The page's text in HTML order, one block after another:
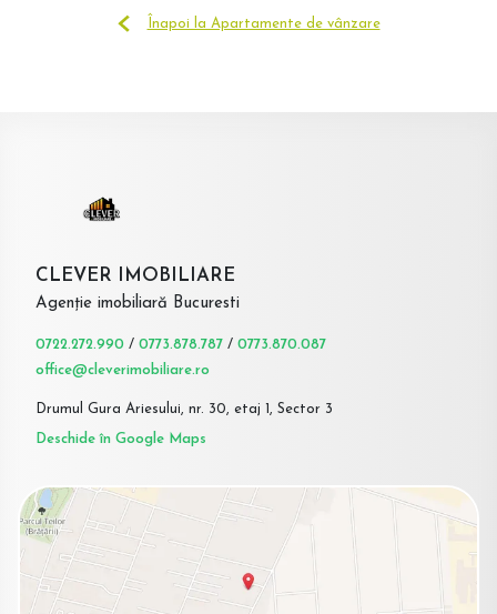
Înapoi la Apartamente de vânzare
CLEVER IMOBILIARE
Agenție imobiliară Bucuresti
0722.272.990 / 0773.878.787 / 0773.870.087
office@cleverimobiliare.ro
Drumul Gura Ariesului, nr. 30, etaj 1, Sector 3
Deschide în Google Maps